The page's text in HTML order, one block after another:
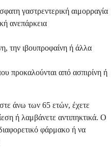
γαστρεντερική αιμορραγία
ανεπάρκεια
την ιβουπροφαίνη ή άλλα
προκαλούνται από ασπιρίνη ή
άνω των 65 ετών, έχετε
ή λαμβάνετε αντιπηκτικά. Ο
φάρμακο ή να